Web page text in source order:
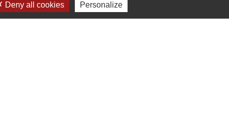
Deny all cookies Personalize